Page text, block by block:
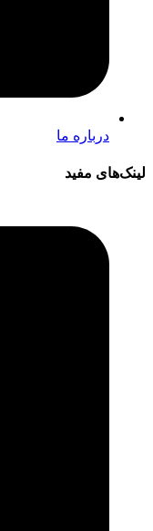
درباره ما
لینک‌های مفید